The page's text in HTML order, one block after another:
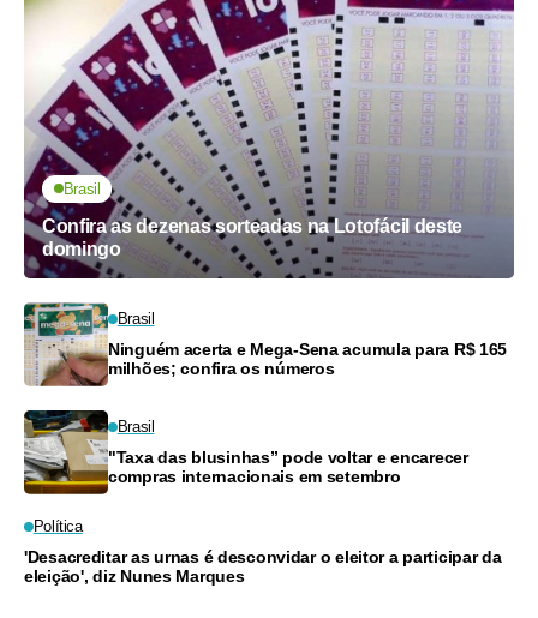
Brasil
Confira as dezenas sorteadas na Lotofácil deste
domingo
Brasil
Ninguém acerta e Mega-Sena acumula para R$ 165
milhões; confira os números
Brasil
"Taxa das blusinhas” pode voltar e encarecer
compras internacionais em setembro
Política
'Desacreditar as urnas é desconvidar o eleitor a participar da
eleição', diz Nunes Marques